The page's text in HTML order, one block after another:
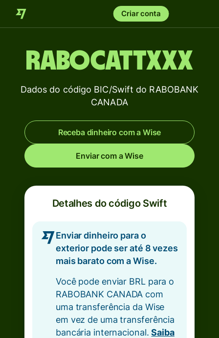
Criar conta
RABOCATTXXX
Dados do código BIC/Swift do RABOBANK
CANADA
Receba dinheiro com a Wise
Enviar com a Wise
Detalhes do código Swift
Enviar dinheiro para o
exterior pode ser até 8 vezes
mais barato com a Wise.
Você pode enviar BRL para o
RABOBANK CANADA com
uma transferência da Wise
em vez de uma transferência
bancária internacional.Saiba